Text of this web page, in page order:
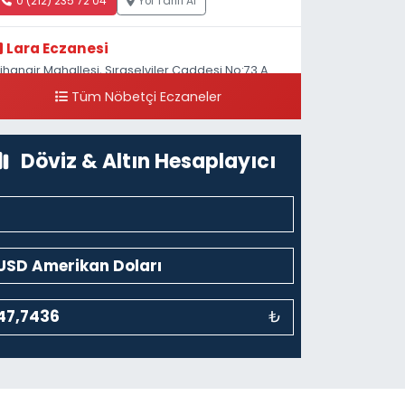
Lara Eczanesi
Mahallesi, Sıraselviler Caddesi No:73 A
Tüm Nöbetçi Eczaneler
Döviz & Altın Hesaplayıcı
₺